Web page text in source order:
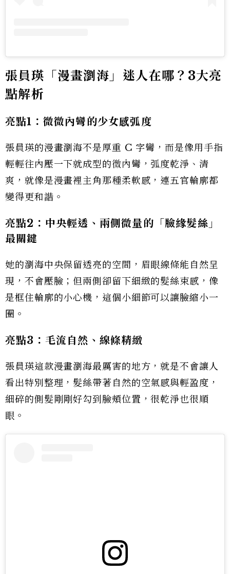
張員瑛「漫畫瀏海」迷人在哪？3大亮
點解析
亮點1：微微內彎的少女感弧度
張員瑛的漫畫瀏海不是厚重 C 字彎，而是像用手指
輕輕往內壓一下就成型的微內彎，弧度乾淨、清
爽，就像是漫畫裡主角那種柔軟感，連五官輪廓都
變得更和諧。
亮點2：中央輕透、兩側微量的「臉緣髮絲」
最關鍵
她的瀏海中央保留透亮的空間，眉眼線條能自然呈
現，不會壓臉；但兩側卻留下細緻的髮絲束感，像
是框住輪廓的小心機，這個小細節可以讓臉縮小一
圈。
亮點3：毛流自然、線條精緻
張員瑛這款漫畫瀏海最厲害的地方，就是不會讓人
看出特別整理，髮絲帶著自然的空氣感與輕盈度，
細碎的側髮剛剛好勾到臉頰位置，很乾淨也很順
眼。